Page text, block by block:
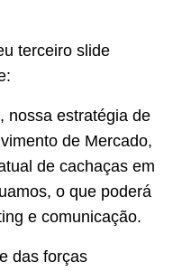
terceiro slide
nossa estratégia de
de Mercado,
de cachaças em
o que poderá
e comunicação.
das forças